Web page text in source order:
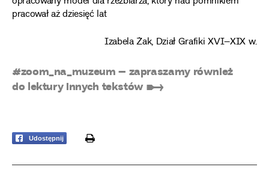
pracował aż dziesięć lat
Izabela Żak, Dział Grafiki XVI–XIX w.
#zoom_na_muzeum – zapraszamy również
do lektury innych tekstów ➸
Udostępnij print